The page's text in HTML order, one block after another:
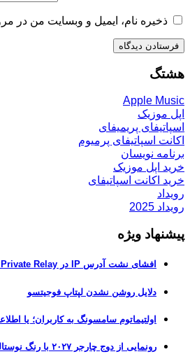
ذخیره نام، ایمیل و وبسایت من در
هشتگ
Apple Music
اپل موزیک
اسپاتیفای پریمیفای
اکانت اسپاتیفای پرمیوم
برنامه نویسان
خرید اپل موزیک
خرید اکانت اسپاتیفای
رویداد
رویداد 2025
پیشنهاد ویژه
افشای نشت آدرس IP در iCloud Private Relay اپل؛ سیستم پاس‌کی چگونه حریم خصوصی کاربران را لو می‌دهد؟
دلایل روشن نشدن لپتاپ فوجیتسو
اولتیماتوم سامسونگ به کاربران؛ یا
رونمایی از دوج چارجر ۲۰۲۷ با رنگ نوستالژیک ارغوانی به مناسبت ۶۰ سالگی این عضله‌ساز آمریکایی